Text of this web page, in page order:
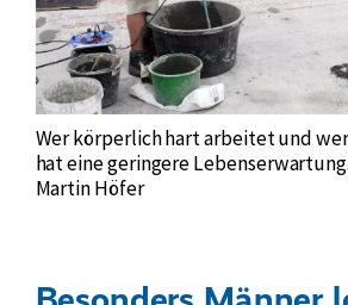
Wer körperlich hart arbeitet und
hat eine geringere
Martin Höfer